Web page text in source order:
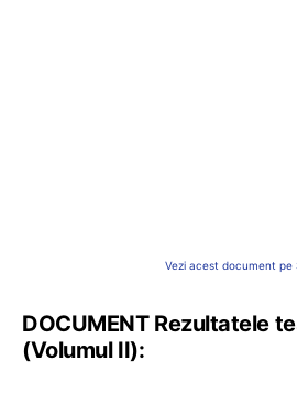
Vezi acest document pe
DOCUMENT Rezultatele
(Volumul II):